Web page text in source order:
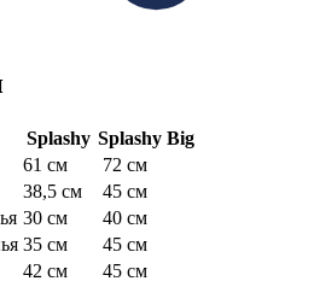
Splashy Splashy Big
61 см
72 см
38,5 см
45 см
30 см
40 см
35 см
45 см
42 см
45 см